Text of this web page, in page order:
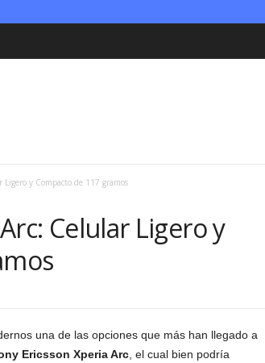
y Compacto de 117 gramos
Celular Ligero y
una de las opciones que más han llegado a
Ericsson Xperia Arc, el cual bien podría